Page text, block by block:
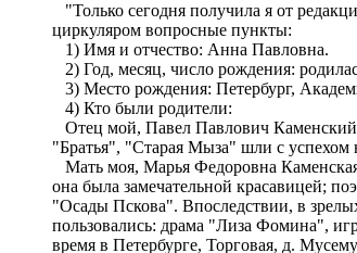
"Только сегодня получила я от
циркуляром вопросные пункты:
1) Имя и отчество: Анна Павловна.
2) Год, месяц, число рождения:
3) Место рождения: Петербург,
4) Кто были родители:
Отец мой, Павел Павлович Каменский
"Братья", "Старая Мыза" шли с успехом
Мать моя, Марья Федоровна
она была замечательной красавицей;
"Осады Пскова". Впоследствии, в
пользовались: драма "Лиза Фомина",
время в Петербурге, Торговая, д.